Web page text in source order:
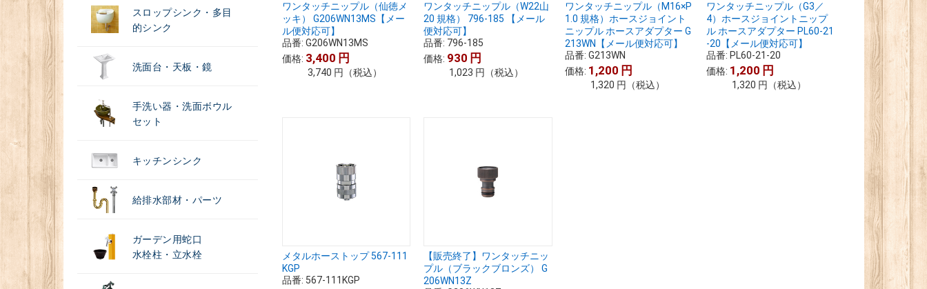
スロップシンク・多目
的シンク
洗面台・天板・鏡
手洗い器・洗面ボウル
セット
キッチンシンク
給排水部材・パーツ
ガーデン用蛇口
水栓柱・立水栓
ワンタッチニップル（仙徳メ
ッキ） G206WN13MS【メー
ル便対応可】
品番: G206WN13MS
価格: 3,400 円
3,740 円 （税込）
ワンタッチニップル（W22山
20 規格） 796-185 【メール
便対応可】
品番: 796-185
価格: 930 円
1,023 円 （税込）
ワンタッチニップル（M16×P
1.0 規格）ホースジョイント
ニップル ホースアダプター G
213WN【メール便対応可】
品番:G213WN
価格: 1,200 円
1,320 円 （税込）
ワンタッチニップル（G3／
4）ホースジョイントニップ
ル ホースアダプター PL60-21
-20【メール便対応可】
品番: PL60-21-20
価格: 1,200 円
1,320 円 （税込）
メタルホーストップ 567-111
KGP
品番: 567-111KGP
【販売終了】ワンタッチニッ
プル（ブラックブロンズ） G
206WN13Z